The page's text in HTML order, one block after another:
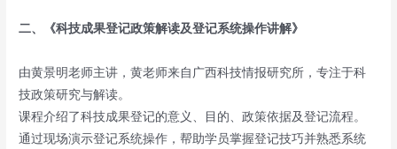
二、《科技成果登记政策解读及登记系统操作讲解》
由黄景明老师主讲，黄老师来自广西科技情报研究所，专注于科
技政策研究与解读。
课程介绍了科技成果登记的意义、目的、政策依据及登记流程。
通过现场演示登记系统操作，帮助学员掌握登记技巧并熟悉系统